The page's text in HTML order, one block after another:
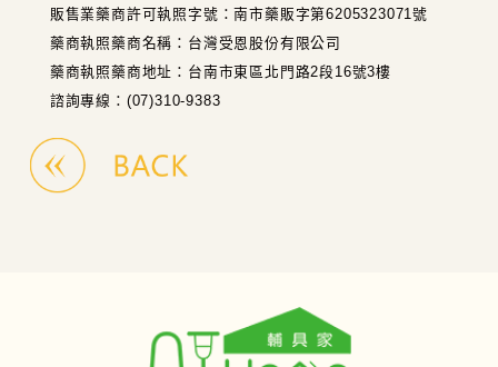
販售業藥商許可執照字號：南市藥販字第6205323071號
藥商執照藥商名稱：台灣受恩股份有限公司
藥商執照藥商地址：台南市東區北門路2段16號3樓
諮詢專線：(07)310-9383